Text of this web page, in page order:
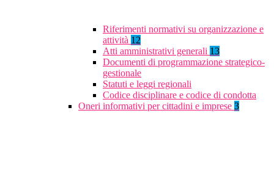
Riferimenti normativi su organizzazione e
attività 12
Atti amministrativi generali 13
Documenti di programmazione strategico-
gestionale
Statuti e leggi regionali
Codice disciplinare e codice di condotta
Oneri informativi per cittadini e imprese 3